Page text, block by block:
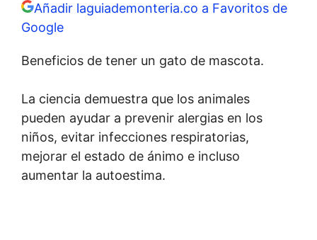
Añadir laguiademonteria.co a Favoritos de
Google
Beneficios de tener un gato de mascota.
La ciencia demuestra que los animales
pueden ayudar a prevenir alergias en los
niños, evitar infecciones respiratorias,
mejorar el estado de ánimo e incluso
aumentar la autoestima.